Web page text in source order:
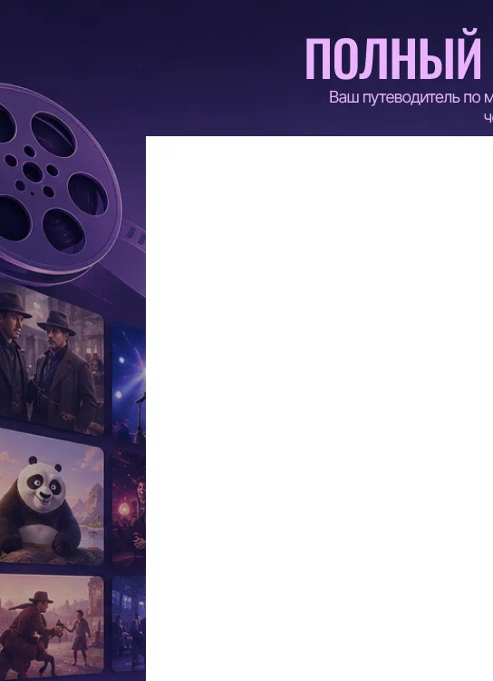
Эксклюзив Реалити
Фильмы Сериалы Шоу
#Быт #Деньги #Дети #Дом
# Путешествия # Российские звезды
отношения #реалити #
Промокоды Островок Промокоды Отелло
Промокоды Снежная Королева
Издательство Рекламодателям
Главная Фильмы Комедии
Собачье сердце